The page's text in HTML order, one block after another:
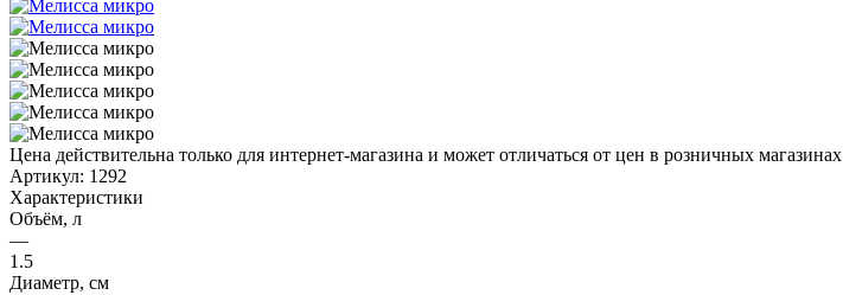
Цена действительна только для интернет-магазина и может отличаться от цен в розничных магазинах
Артикул: 1292
Характеристики
Объём, л
—
1.5
Диаметр, см